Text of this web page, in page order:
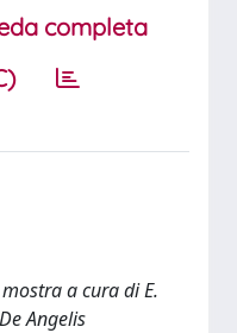
completa
a cura di E.
Angelis